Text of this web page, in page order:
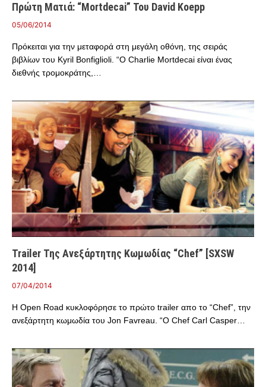
Πρώτη Ματιά: “Mortdecai” Του David Koepp
05/06/2014
Πρόκειται για την μεταφορά στη μεγάλη οθόνη, της σειράς
βιβλίων του Kyril Bonfiglioli. “O Charlie Mortdecai είναι ένας
διεθνής τρομοκράτης,…
Trailer Της Ανεξάρτητης Κωμωδίας “Chef” [SXSW
2014]
07/04/2014
Η Open Road κυκλοφόρησε το πρώτο trailer απο το “Chef”, την
ανεξάρτητη κωμωδία του Jon Favreau. “Ο Chef Carl Casper…